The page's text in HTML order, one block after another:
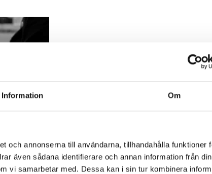
Information Om
och annonserna till användarna, tillhandahålla funktioner
även sådana identifierare och annan information från
vi samarbetar med. Dessa kan i sin tur kombinera